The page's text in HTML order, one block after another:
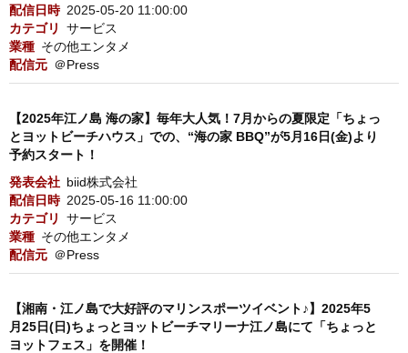
配信日時 2025-05-20 11:00:00
カテゴリ
サービス
業種 その他エンタメ
配信元 ＠Press
【2025年江ノ島 海の家】毎年大人気！7月からの夏限定「ちょっ
とヨットビーチハウス」での、“海の家 BBQ”が5月16日(金)より
予約スタート！
発表会社 biid株式会社
配信日時 2025-05-16 11:00:00
カテゴリ
サービス
業種 その他エンタメ
配信元 ＠Press
【湘南・江ノ島で大好評のマリンスポーツイベント♪】2025年5
月25日(日)ちょっとヨットビーチマリーナ江ノ島にて「ちょっと
ヨットフェス」を開催！